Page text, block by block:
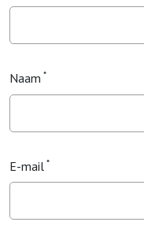
Naam
E-mail